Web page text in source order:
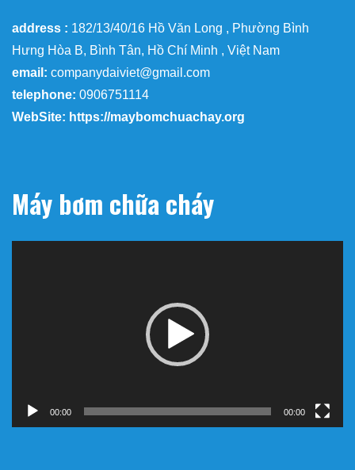
address : 182/13/40/16 Hồ Văn Long , Phường Bình
Hưng Hòa B, Bình Tân, Hồ Chí Minh , Việt Nam
email: companydaiviet@gmail.com
telephone: 0906751114
WebSite: https://maybomchuachay.org
Máy bơm chữa cháy
00:00 00:00